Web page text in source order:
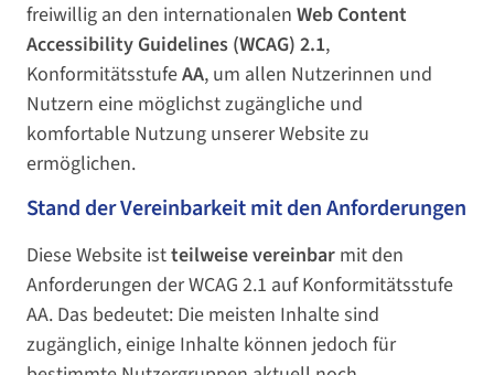
freiwillig an den internationalen Web Content
Accessibility Guidelines (WCAG) 2.1,
KonformitätsstufeAA, um allen Nutzerinnen und
Nutzern eine möglichst zugängliche und
komfortable Nutzung unserer Website zu
ermöglichen.
Stand der Vereinbarkeit mit den Anforderungen
Diese Website istteilweise vereinbar mit den
Anforderungen der WCAG 2.1 auf Konformitätsstufe
AA. Das bedeutet: Die meisten Inhalte sind
zugänglich, einige Inhalte können jedoch für